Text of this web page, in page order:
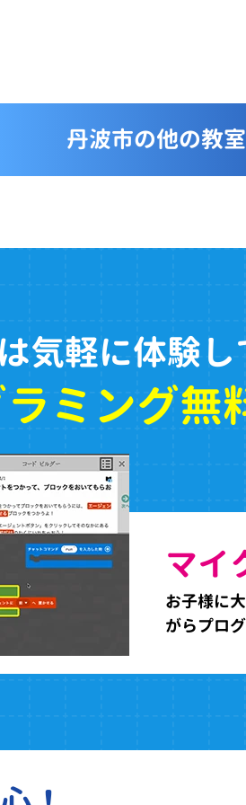
丹波市の他の教
気軽に体験し
ミング無
マイ
お子様に
がらプロ